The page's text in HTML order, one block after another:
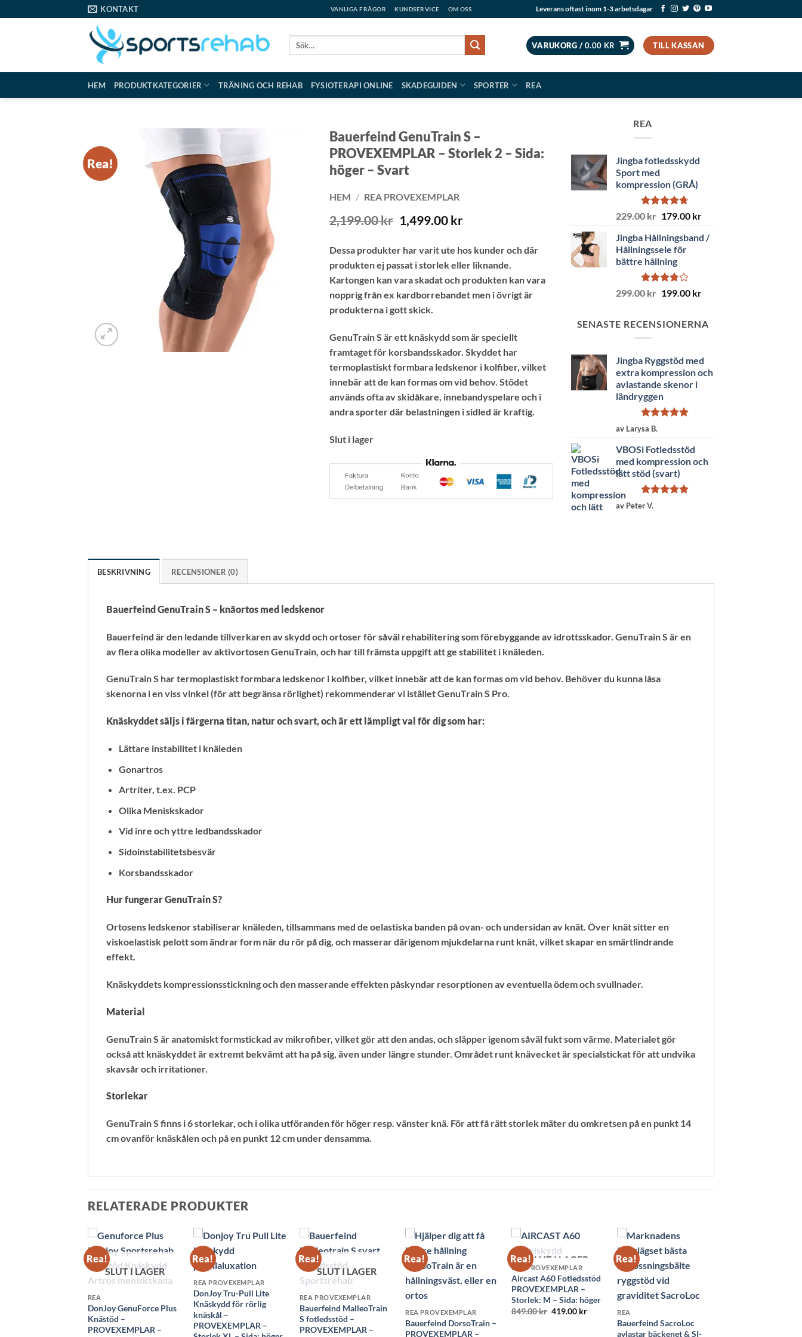
to
KONTAKT VANLIGA FRÅGOR KUNDSERVICE OM OSS Leverans oftast inom 1-3 arbetsdagar
VARUKORG /0.00 KR TILL KASSAN
HEM PRODUKTKATEGORIER TRÄNING OCH REHAB FYSIOTERAPI ONLINE SKADEGUIDEN SPORTER REA
Rea!
Bauerfeind GenuTrain S –
PROVEXEMPLAR – Storlek 2 – Sida:
höger – Svart
HEM / REA PROVEXEMPLAR
2,199.00kr Det
ursprungliga
priset
var:
2,199.00 kr.
1,499.00 krDet
priset
är:
1,499.00 kr.
Dessa produkter har varit ute hos kunder och där
produkten ej passat i storlek eller liknande.
Kartongen kan vara skadat och produkten kan vara
nopprig från ex kardborrebandet men i övrigt är
produkterna i gott skick.
GenuTrain S är ett knäskydd som är speciellt
framtaget för korsbandsskador. Skyddet har
termoplastiskt formbara ledskenor i kolfiber, vilket
innebär att de kan formas om vid behov. Stödet
används ofta av skidåkare, innebandyspelare och i
andra sporter där belastningen i sidled är kraftig.
Slut i lager
REA
Jingba fotledsskydd
Sport med
kompression (GRÅ)
Betygsatt
229.00kr Det
priset
var:
229.00 kr.
179.00 krDet
priset
Jingba Hållningsband /
Hållningssele för
bättre hållning
Betygsatt
299.00kr Det
var:
199.00 krDet
är:
SENASTE RECENSIONERNA
Jingba Ryggstöd med
extra kompression och
avlastande skenor i
ländryggen
Betygsatt
av Larysa B.
VBOSi Fotledsstöd
med kompression och
lätt stöd (svart)
Betygsatt
av Peter V.
BESKRIVNING RECENSIONER (0)
Bauerfeind GenuTrain S – knäortos med ledskenor
Bauerfeind är den ledande tillverkaren av skydd och ortoser för såväl rehabilitering som förebyggande av idrottsskador. GenuTrain S är en
av flera olika modeller av aktivortosen GenuTrain, och har till främsta uppgift att ge stabilitet i knäleden.
GenuTrain S har termoplastiskt formbara ledskenor i kolfiber, vilket innebär att de kan formas om vid behov. Behöver du kunna låsa
skenorna i en viss vinkel (för att begränsa rörlighet) rekommenderar vi istället GenuTrain S Pro.
Knäskyddet säljs i färgerna titan, natur och svart, och är ett lämpligt val för dig som har:
Lättare instabilitet i knäleden
Gonartros
Artriter, t.ex. PCP
Olika Meniskskador
Vid inre och yttre ledbandsskador
Sidoinstabilitetsbesvär
Korsbandsskador
Hur fungerar GenuTrain S?
Ortosens ledskenor stabiliserar knäleden, tillsammans med de oelastiska banden på ovan- och undersidan av knät. Över knät sitter en
viskoelastisk pelott som ändrar form när du rör på dig, och masserar därigenom mjukdelarna runt knät, vilket skapar en smärtlindrande
effekt.
Knäskyddets kompressionsstickning och den masserande effekten påskyndar resorptionen av eventuella ödem och svullnader.
Material
GenuTrain S är anatomiskt formstickad av mikrofiber, vilket gör att den andas, och släpper igenom såväl fukt som värme. Materialet gör
också att knäskyddet är extremt bekvämt att ha på sig, även under längre stunder. Området runt knävecket är specialstickat för att undvika
skavsår och irritationer.
Storlekar
GenuTrain S finns i 6 storlekar, och i olika utföranden för höger resp. vänster knä. För att få rätt storlek mäter du omkretsen på en punkt 14
cm ovanför knäskålen och på en punkt 12 cm under densamma.
RELATERADE PRODUKTER
Rea!
SLUT I LAGER
REA
DonJoy GenuForce Plus
Knästöd –
PROVEXEMPLAR –
Rea!
REA PROVEXEMPLAR
DonJoy Tru-Pull Lite
Knäskydd för rörlig
knäskål –
PROVEXEMPLAR –
Rea!
SLUT I LAGER
REA PROVEXEMPLAR
Bauerfeind MalleoTrain
S fotledsstöd –
PROVEXEMPLAR –
Rea!
REA PROVEXEMPLAR
Bauerfeind DorsoTrain –
PROVEXEMPLAR –
Rea!SLUT I LAGER
REA PROVEXEMPLAR
Aircast A60 Fotledsstöd
PROVEXEMPLAR –
Storlek: M – Sida: höger
849.00kr Det
419.00 krDet
nuvarande
Rea!
REA
Bauerfeind SacroLoc
avlastar bäckenet & SI-
nuvarande